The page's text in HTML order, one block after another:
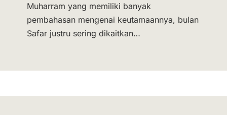
Muharram yang memiliki banyak
pembahasan mengenai keutamaannya, bulan
Safar justru sering dikaitkan…